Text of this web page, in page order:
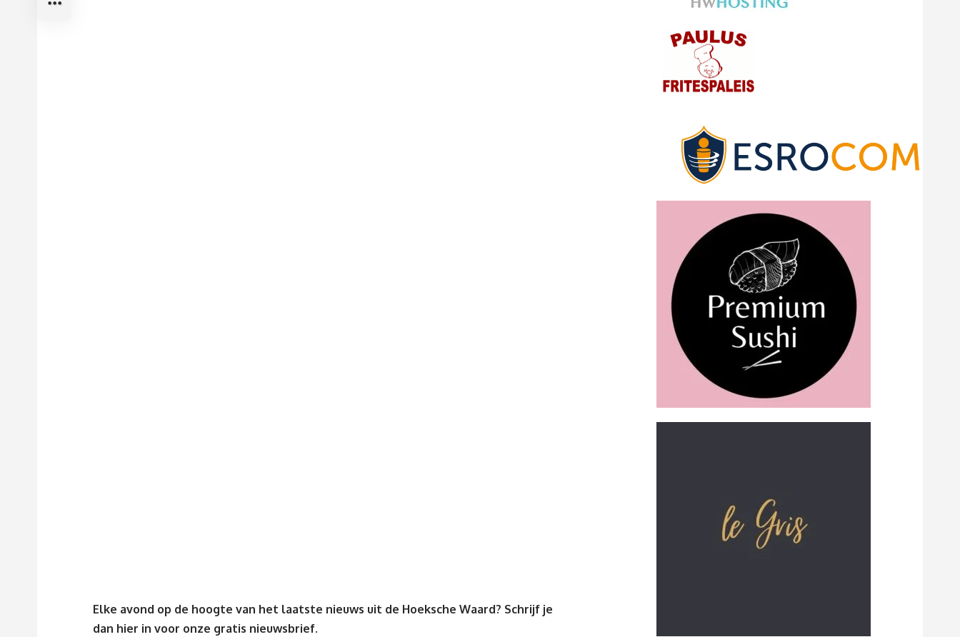
Elke avond op de hoogte van het laatste nieuws uit de Hoeksche Waard? Schrijf je
dan hier in voor onze gratis nieuwsbrief.